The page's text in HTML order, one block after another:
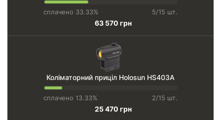
сплачено 33.33% 5/15 шт.
63 570 грн
Коліматорний приціл Holosun HS403A
сплачено 13.33% 2/15 шт.
25 470 грн